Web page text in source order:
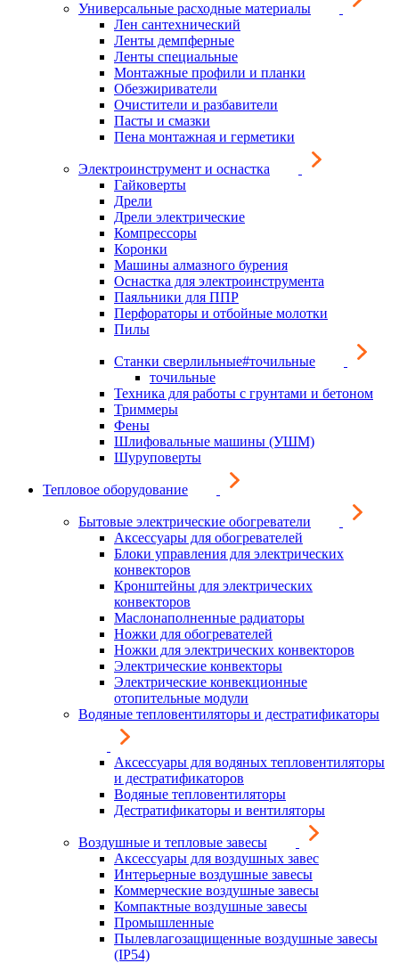
Универсальные расходные материалы
Лен сантехнический
Ленты демпферные
Ленты специальные
Монтажные профили и планки
Обезжириватели
Очистители и разбавители
Пасты и смазки
Пена монтажная и герметики
Электроинструмент и оснастка
Гайковерты
Дрели
Дрели электрические
Компрессоры
Коронки
Машины алмазного бурения
Оснастка для электроинструмента
Паяльники для ППР
Перфораторы и отбойные молотки
Пилы
Станки сверлильные#точильные
точильные
Техника для работы с грунтами и бетоном
Триммеры
Фены
Шлифовальные машины (УШМ)
Шуруповерты
Тепловое оборудование
Бытовые электрические обогреватели
Аксессуары для обогревателей
Блоки управления для электрических
конвекторов
Кронштейны для электрических
конвекторов
Маслонаполненные радиаторы
Ножки для обогревателей
Ножки для электрических конвекторов
Электрические конвекторы
Электрические конвекционные
отопительные модули
Водяные тепловентиляторы и дестратификаторы
Аксессуары для водяных тепловентиляторы
и дестратификаторов
Водяные тепловентиляторы
Дестратификаторы и вентиляторы
Воздушные и тепловые завесы
Аксессуары для воздушных завес
Интерьерные воздушные завесы
Коммерческие воздушные завесы
Компактные воздушные завесы
Промышленные
Пылевлагозащищенные воздушные завесы
(IP54)